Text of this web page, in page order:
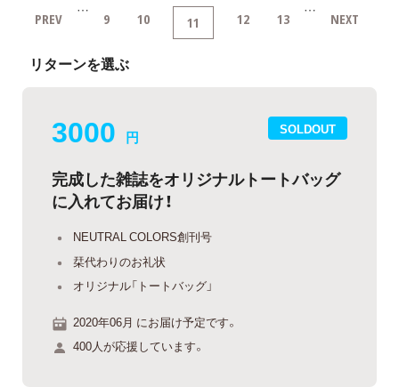
PREV … 9 10 11 12 13 … NEXT
リターンを選ぶ
SOLDOUT
3000 円
完成した雑誌をオリジナルトートバッグ
に入れてお届け！
NEUTRAL COLORS創刊号
栞代わりのお礼状
オリジナル「トートバッグ」
2020年06月 にお届け予定です。
400人が応援しています。